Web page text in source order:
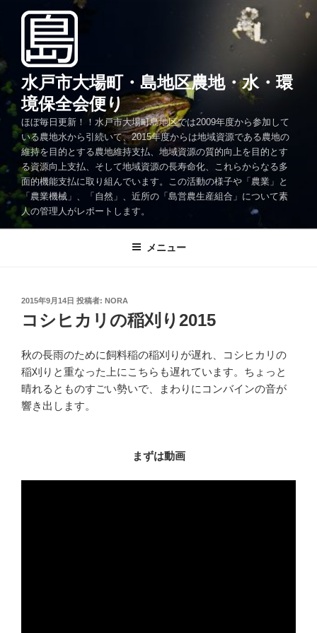
ン
へ
ス
水戸市大場町・島地区農地・水・環
境保全会便り
ほぼ毎日更新！！水戸市大場町島地区では2009年度から参加して
いる農地水から引続いて、2015年度からは地域資源である農地の
維持を目的とする農地維持支払、地域資源の質的向上を目的とす
る資源向上支払、そして地域資源の長寿命化、これらからなる多
面的機能支払に取り組んでいます。この活動の様子や「農業」と
「農業機械」、「自然」、近所の「島営農生産組合」について素
人の管理人がレポートします。
メニュー
投
日:
2015年9月14日 投稿者: NORA
コシヒカリの稲刈り2015
秋の長雨のために飼料稲の稲刈りが遅れ、コシヒカリの
稲刈りと重なった上にこちらも遅れています。ちょっと
晴れるとものすごい勢いで、まわりにコンバインの音が
響き出します。
まずは動画